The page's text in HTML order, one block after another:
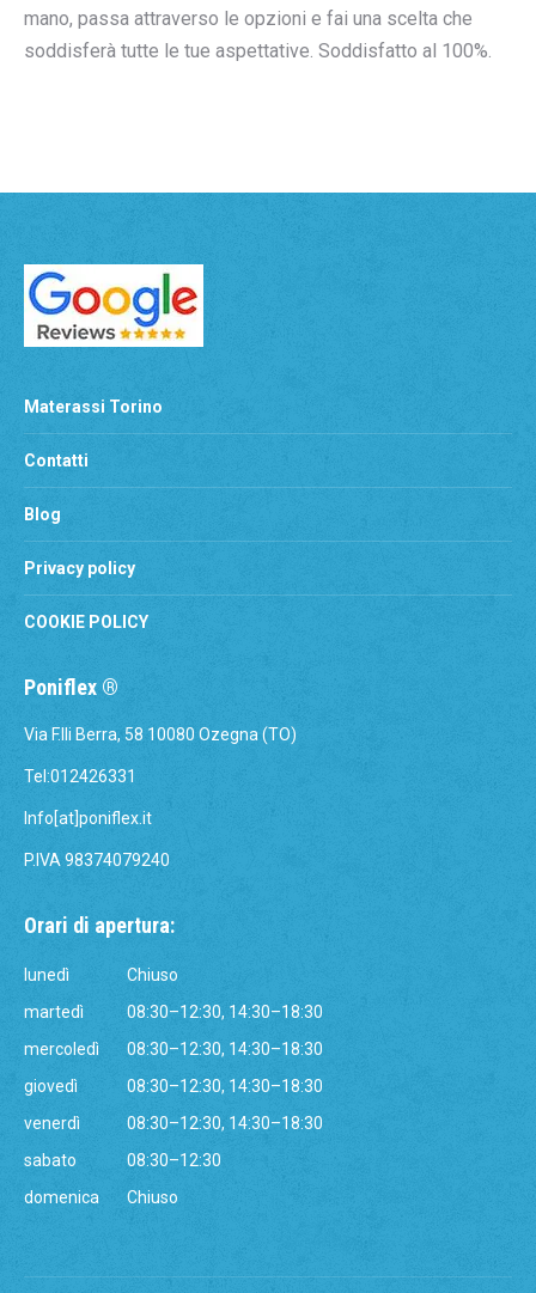
mano, passa attraverso le opzioni e fai una scelta che
soddisferà tutte le tue aspettative. Soddisfatto al 100%.
Materassi Torino
Contatti
Blog
Privacy policy
COOKIE POLICY
Poniflex ®
Via F.lli Berra, 58 10080 Ozegna (TO)
Tel:012426331
Info[at]poniflex.it
P.IVA 98374079240
Orari di apertura:
lunedì
Chiuso
martedì
08:30–12:30, 14:30–18:30
mercoledì
08:30–12:30, 14:30–18:30
giovedì
08:30–12:30, 14:30–18:30
venerdì
08:30–12:30, 14:30–18:30
sabato
08:30–12:30
domenica
Chiuso